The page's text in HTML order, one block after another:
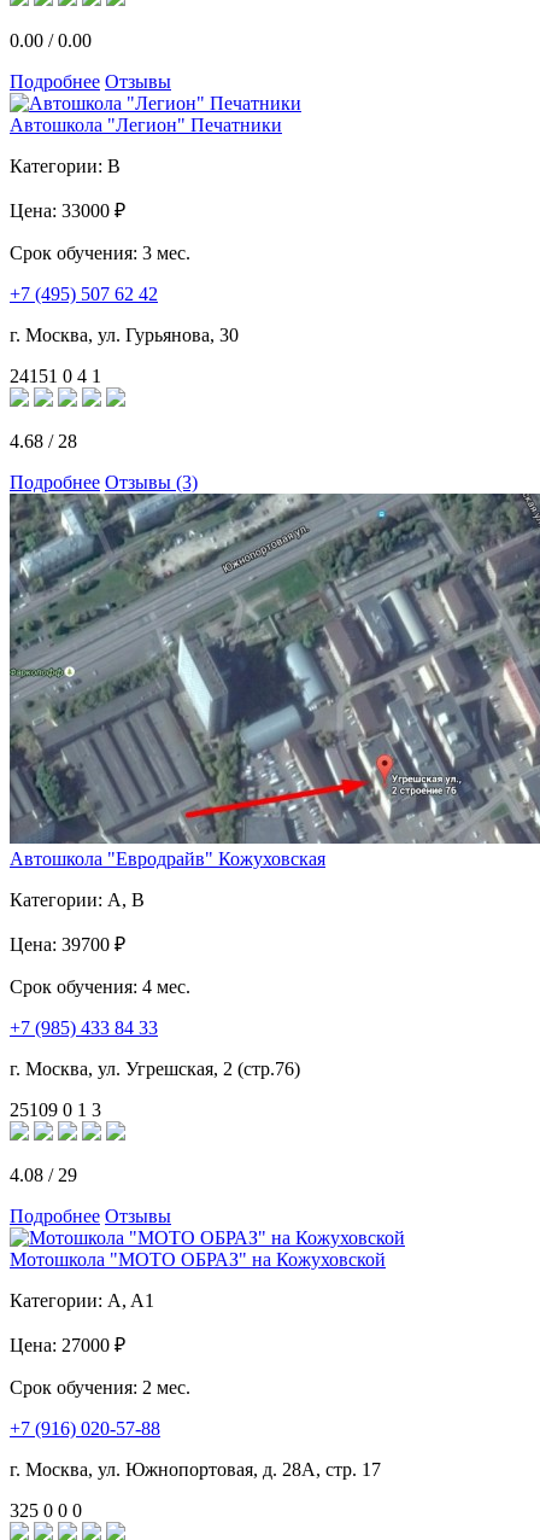
0.00 /0.00
Подробнее Отзывы
Автошкола "Легион" Печатники
Категории: B
Цена: 33000 ₽
Срок обучения: 3 мес.
+7 (495) 507 62 42
г. Москва, ул. Гурьянова, 30
24151 0 4 1
4.68 / 28
Подробнее Отзывы (3)
Автошкола "Евродрайв" Кожуховская
Категории: A, B
Цена: 39700 ₽
Срок обучения: 4 мес.
+7 (985) 433 84 33
г. Москва, ул. Угрешская, 2 (стр.76)
25109 0 1 3
4.08 / 29
Подробнее Отзывы
Мотошкола "МОТО ОБРАЗ" на Кожуховской
Категории: A, A1
Цена: 27000 ₽
Срок обучения: 2 мес.
+7 (916) 020-57-88
г. Москва, ул. Южнопортовая, д. 28А, стр. 17
325 0 0 0